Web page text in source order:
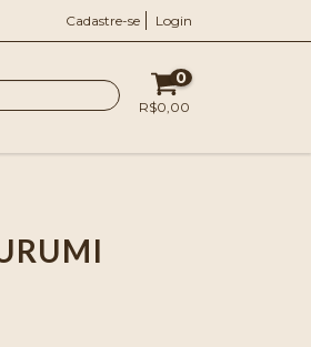
Cadastre-se Login
0
R$0,00